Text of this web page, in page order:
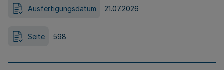
Ausfertigungsdatum 21.07.2026
Seite 598